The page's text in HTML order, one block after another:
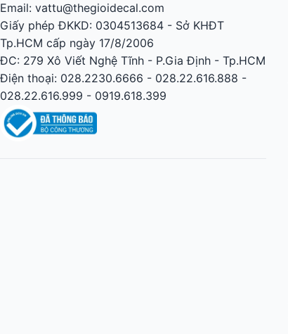
Email: vattu@thegioidecal.com
Giấy phép ĐKKD: 0304513684 - Sở KHĐT
Tp.HCM cấp ngày 17/8/2006
ĐC: 279 Xô Viết Nghệ Tĩnh - P.Gia Định - Tp.HCM
Điện thoại: 028.2230.6666 - 028.22.616.888 -
028.22.616.999 - 0919.618.399